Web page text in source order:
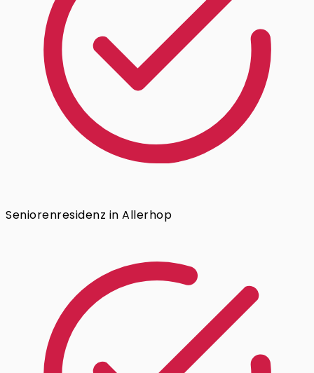
Seniorenresidenz in Allerhop